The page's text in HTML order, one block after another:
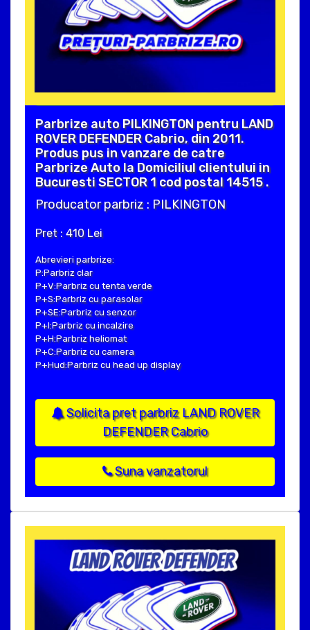
Parbrize auto PILKINGTON pentru LAND
ROVER DEFENDER Cabrio, din 2011.
Produs pus in vanzare de catre
Parbrize Auto la Domiciliul clientului in
Bucuresti SECTOR 1 cod postal 14515 .
Producator parbriz : PILKINGTON
Pret : 410 Lei
Abrevieri parbrize:
P:Parbriz clar
P+V:Parbriz cu tenta verde
P+S:Parbriz cu parasolar
P+SE:Parbriz cu senzor
P+I:Parbriz cu incalzire
P+H:Parbriz heliomat
P+C:Parbriz cu camera
P+Hud:Parbriz cu head up display
Solicita pret parbriz LAND ROVER
DEFENDER Cabrio
Suna vanzatorul